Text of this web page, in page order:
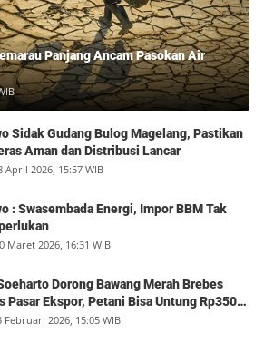
Panjang Ancam Pasokan Air
Sidak Gudang Bulog Magelang, Pastikan
Aman dan Distribusi Lancar
April 2026, 15:57 WIB
: Swasembada Energi, Impor BBM Tak
Maret 2026, 16:31 WIB
Dorong Bawang Merah Brebes
Pasar Ekspor, Petani Bisa Untung Rp350
Hektare
Februari 2026, 15:05 WIB